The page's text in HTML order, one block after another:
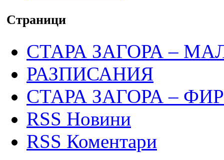
Страници
СТАРА ЗАГОРА –
РАЗПИСАНИЯ
СТАРА ЗАГОРА –
RSS Новини
RSS Коментари